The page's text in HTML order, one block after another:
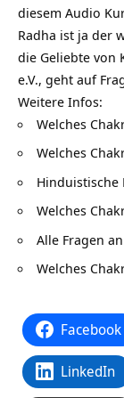
diesem Audio
Radha ist ja der
die Geliebte von
e.V., geht auf
Weitere Infos:
Welches
Welches
Hinduistische
Welches
Alle Fragen
Welches
Facebook
LinkedIn